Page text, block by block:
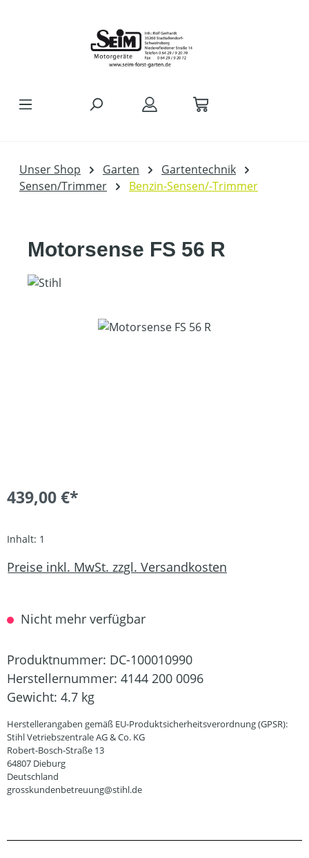
Unser Shop Garten
Gartentechnik
Sensen/Trimmer
Benzin-Sensen/-Trimmer
Motorsense FS 56 R
Bildergalerie überspringen
439,00 €*
Inhalt: 1
Preise inkl. MwSt. zzgl. Versandkosten
Nicht mehr verfügbar
Produktnummer: DC-100010990
Herstellernummer: 4144 200 0096
Gewicht: 4.7 kg
Herstellerangaben gemäß EU-Produktsicherheitsverordnung (GPSR):
Stihl Vetriebszentrale AG & Co. KG
Robert-Bosch-Straße 13
64807 Dieburg
Deutschland
grosskundenbetreuung@stihl.de